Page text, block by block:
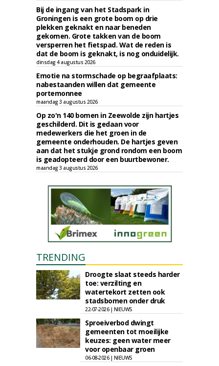
Bij de ingang van het Stadspark in
Groningen is een grote boom op drie
plekken geknakt en naar beneden
gekomen. Grote takken van de boom
versperren het fietspad. Wat de reden is
dat de boom is geknakt, is nog onduidelijk.
dinsdag 4 augustus 2026
Emotie na stormschade op begraafplaats:
nabestaanden willen dat gemeente
portemonnee
maandag 3 augustus 2026
Op zo'n 140 bomen in Zeewolde zijn hartjes
geschilderd. Dit is gedaan voor
medewerkers die het groen in de
gemeente onderhouden. De hartjes geven
aan dat het stukje grond rondom een boom
is geadopteerd door een buurtbewoner.
maandag 3 augustus 2026
TRENDING
Droogte slaat steeds harder
toe: verzilting en
watertekort zetten ook
stadsbomen onder druk
22-07-2026 | NIEUWS
Sproeiverbod dwingt
gemeenten tot moeilijke
keuzes: geen water meer
voor openbaar groen
06-08-2026 | NIEUWS